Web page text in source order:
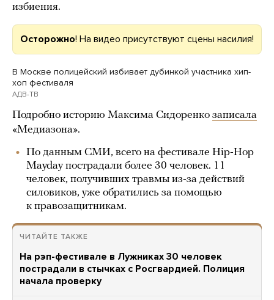
избиения.
Осторожно! На видео присутствуют сцены насилия!
В Москве полицейский избивает дубинкой участника хип-
хоп фестиваля
АДВ-ТВ
Подробно историю Максима Сидоренко записала
«Медиазона».
По данным СМИ, всего на фестивале Hip-Hop
Mayday пострадали более 30 человек. 11
человек, получивших травмы из-за действий
силовиков, уже обратились за помощью
к правозащитникам.
ЧИТАЙТЕ ТАКЖЕ
На рэп-фестивале в Лужниках 30 человек
пострадали в стычках с Росгвардией. Полиция
начала проверку